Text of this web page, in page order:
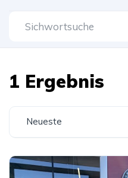
1 Ergebnis
Neueste